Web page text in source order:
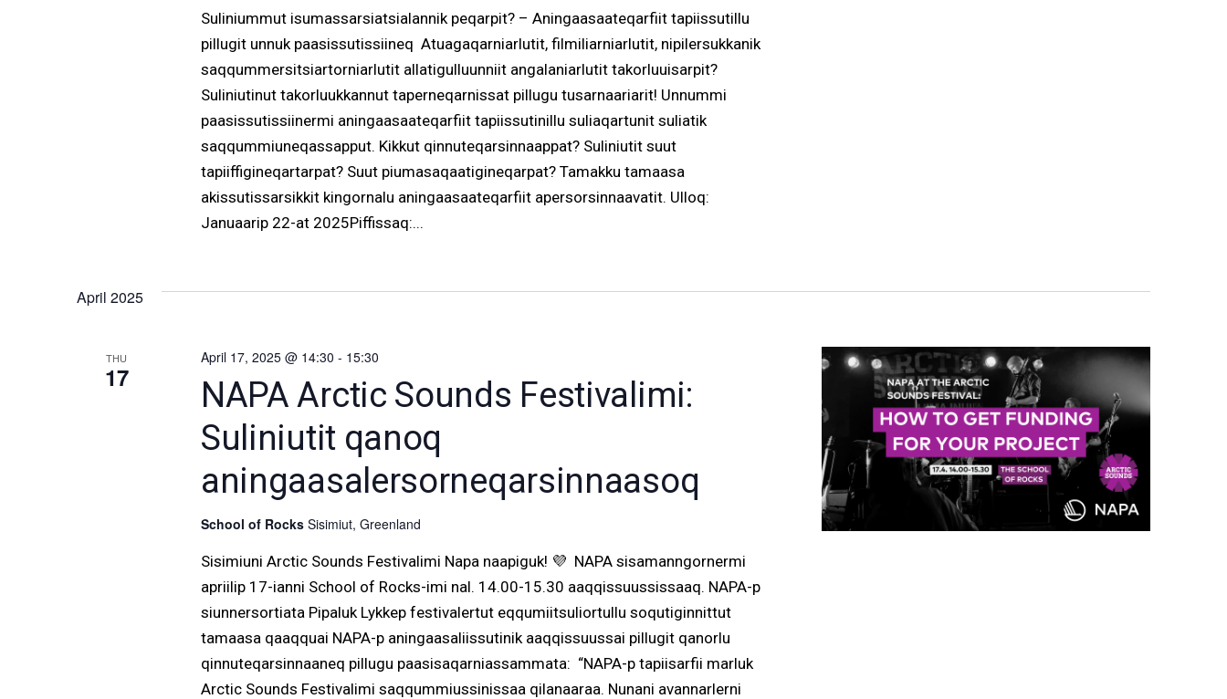
Suliniummut isumassarsiatsialannik peqarpit? – Aningaasaateqarfiit tapiissutillu
pillugit unnuk paasissutissiineq Atuagaqarniarlutit, filmiliarniarlutit, nipilersukkanik
saqqummersitsiartorniarlutit allatigulluunniit angalaniarlutit takorluuisarpit?
Suliniutinut takorluukkannut taperneqarnissat pillugu tusarnaariarit! Unnummi
paasissutissiinermi aningaasaateqarfiit tapiissutinillu suliaqartunit suliatik
saqqummiuneqassapput. Kikkut qinnuteqarsinnaappat? Suliniutit suut
tapiiffigineqartarpat? Suut piumasaqaatigineqarpat? Tamakku tamaasa
akissutissarsikkit kingornalu aningaasaateqarfiit apersorsinnaavatit. Ulloq:
Januaarip 22-at 2025Piffissaq:...
April 2025
THU
17
NAPA Arctic Sounds Festivalimi:
Suliniutit qanoq
aningaasalersorneqarsinnaasoq
April 17, 2025 @ 14:30 - 15:30
School of Rocks Sisimiut, Greenland
Sisimiuni Arctic Sounds Festivalimi Napa naapiguk! 💜 NAPA sisamanngornermi
apriilip 17-ianni School of Rocks-imi nal. 14.00-15.30 aaqqissuussissaaq. NAPA-p
siunnersortiata Pipaluk Lykkep festivalertut eqqumiitsuliortullu soqutiginnittut
tamaasa qaaqquai NAPA-p aningaasaliissutinik aaqqissuussai pillugit qanorlu
qinnuteqarsinnaaneq pillugu paasisaqarniassammata: “NAPA-p tapiisarfii marluk
Arctic Sounds Festivalimi saqqummiussinissaa qilanaaraa. Nunani avannarlerni